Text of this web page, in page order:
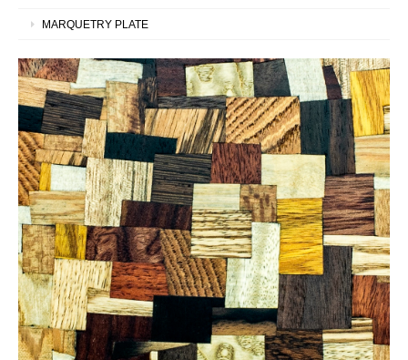
MARQUETRY PLATE